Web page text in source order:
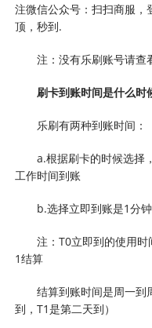
注微信公众号：扫扫商服
顶，秒到.
注：没有乐刷账号请查
刷卡到账时间是什么时
乐刷有两种到账时间：
a.根据刷卡的时候选择
工作时间到账
b.选择立即到账是1分
注：T0立即到的使用
1结算
结算到账时间是周一到
到，T1是第二天到）